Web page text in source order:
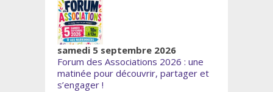
samedi 5 septembre 2026
Forum des Associations 2026 : une
matinée pour découvrir, partager et
s’engager !